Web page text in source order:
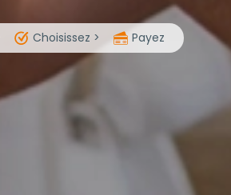
Choisissez > Payez